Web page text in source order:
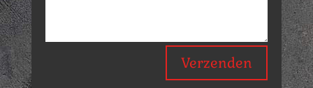
Verzenden